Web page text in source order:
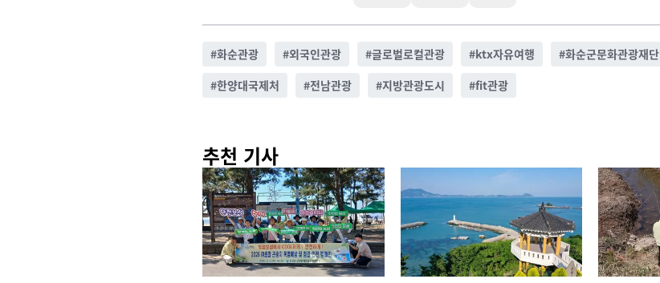
#화순관광 #외국인관광 #글로벌로컬관광 #ktx자유여행 #화순군문화관광재단
#한양대국제처 #전남관광 #지방관광도시 #fit관광
추천 기사